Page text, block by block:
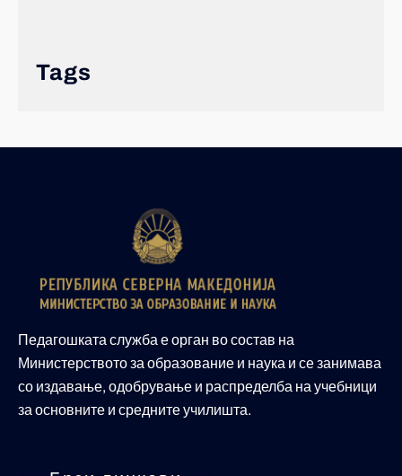
Tags
Педагошката служба е орган во состав на
Министерството за образование и наука и се занимава
со издавање, одобрување и распределба на учебници
за основните и средните училишта.